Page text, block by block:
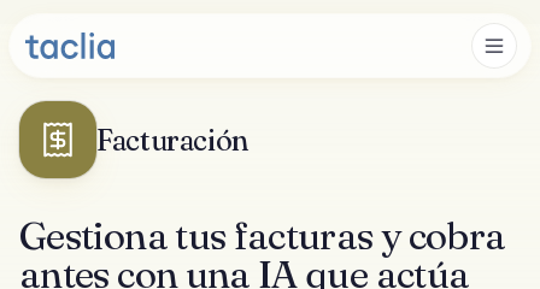
Facturación
Gestiona tus facturas y cobra
antes con una IA que actúa